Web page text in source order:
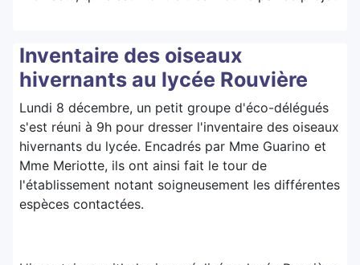
Inventaire des oiseaux
hivernants au lycée Rouvière
Lundi 8 décembre, un petit groupe d'éco-délégués
s'est réuni à 9h pour dresser l'inventaire des oiseaux
hivernants du lycée. Encadrés par Mme Guarino et
Mme Meriotte, ils ont ainsi fait le tour de
l'établissement notant soigneusement les différentes
espèces contactées.